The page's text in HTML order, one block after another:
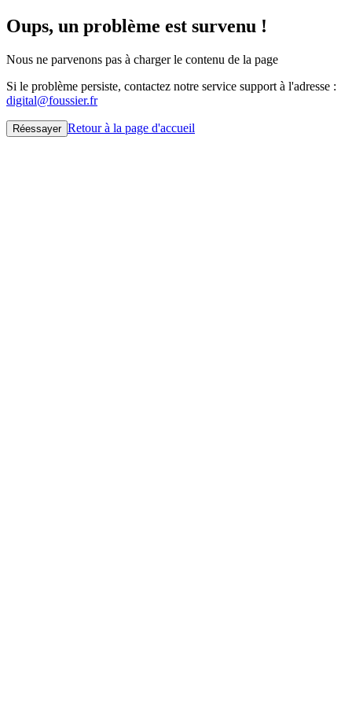
Oups, un problème est survenu !
Nous ne parvenons pas à charger le contenu de la page
Si le problème persiste, contactez notre service support à l'adresse :
digital@foussier.fr
Réessayer Retour à la page d'accueil